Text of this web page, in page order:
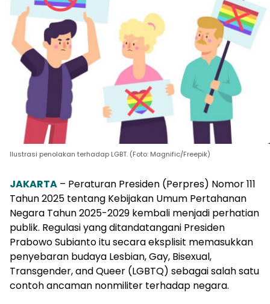
Ilustrasi penolakan terhadap LGBT. (Foto: Magnific/Freepik)
JAKARTA – Peraturan Presiden (Perpres) Nomor 111
Tahun 2025 tentang Kebijakan Umum Pertahanan
Negara Tahun 2025-2029 kembali menjadi perhatian
publik. Regulasi yang ditandatangani Presiden
Prabowo Subianto itu secara eksplisit memasukkan
penyebaran budaya Lesbian, Gay, Bisexual,
Transgender, and Queer (LGBTQ) sebagai salah satu
contoh ancaman nonmiliter terhadap negara.